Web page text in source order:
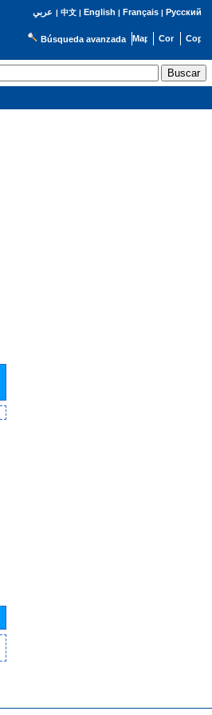
عربي | 中文| English | Français| Русский
Búsqueda avanzada